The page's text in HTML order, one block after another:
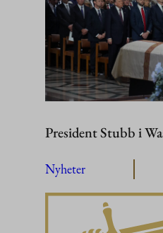
President Stubb i
Nyheter